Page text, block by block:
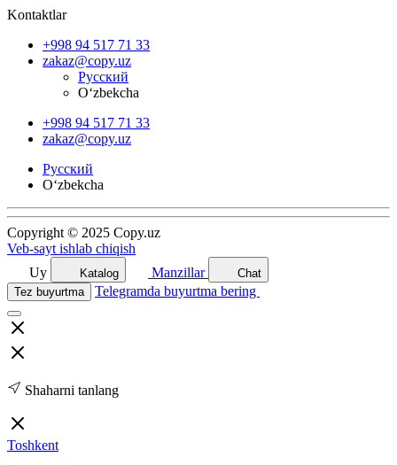
Kontaktlar
+998 94 517 71 33
zakaz@copy.uz
Русский
O‘zbekcha
+998 94 517 71 33
zakaz@copy.uz
Русский
O‘zbekcha
Copyright © 2025 Copy.uz
Veb-sayt ishlab chiqish
Uy
Katalog Manzillar
Chat
Tez buyurtma
Telegramda buyurtma bering
Shaharni tanlang
Toshkent